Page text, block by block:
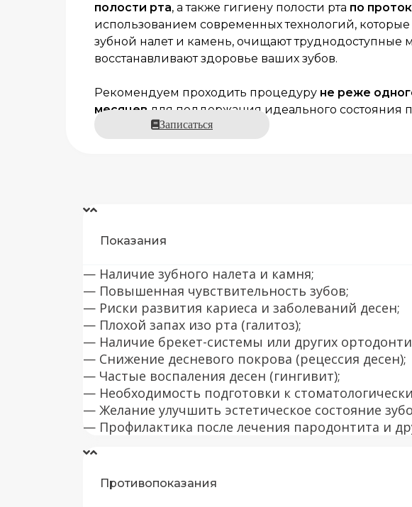
полости рта, а также гигиену полости рта по
использованием современных технологий,
зубной налет и камень, очищают труднодоступные
восстанавливают здоровье ваших зубов.
Рекомендуем проходить процедуру не реже
месяцевдля поддержания идеального состояния
Записаться
Показания
— Наличие зубного налета и камня;
— Повышенная чувствительность зубов;
— Риски развития кариеса и заболеваний десен;
— Плохой запах изо рта (галитоз);
— Наличие брекет-системы или других
— Снижение десневого покрова (рецессия десен);
— Частые воспаления десен (гингивит);
— Необходимость подготовки к
— Желание улучшить эстетическое состояние
— Профилактика после лечения пародонтита и
Противопоказания